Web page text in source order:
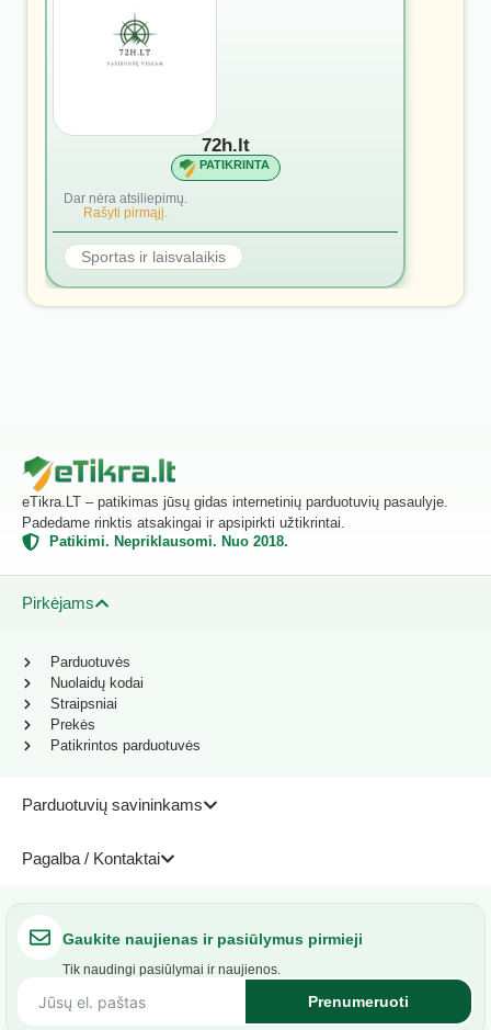
72h.lt
PATIKRINTA
Dar nėra atsiliepimų.
Rašyti pirmąjį.
Sportas ir laisvalaikis
eTikra.LT – patikimas jūsų gidas internetinių parduotuvių pasaulyje.
Padedame rinktis atsakingai ir apsipirkti užtikrintai.
Patikimi. Nepriklausomi. Nuo 2018.
Pirkėjams
Parduotuvių savininkams
Pagalba / Kontaktai
Parduotuvės
Nuolaidų kodai
Straipsniai
Prekės
Patikrintos parduotuvės
Gaukite naujienas ir pasiūlymus pirmieji
Tik naudingi pasiūlymai ir naujienos.
Prenumeruoti